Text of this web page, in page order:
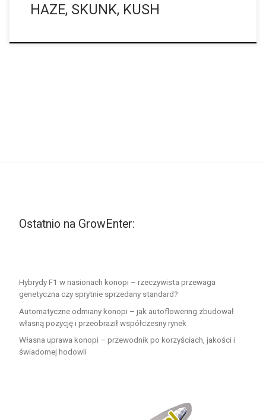
HAZE, SKUNK, KUSH
Ostatnio na GrowEnter:
Hybrydy F1 w nasionach konopi – rzeczywista przewaga
genetyczna czy sprytnie sprzedany standard?
Automatyczne odmiany konopi – jak autoflowering zbudował
własną pozycję i przeobraził współczesny rynek
Własna uprawa konopi – przewodnik po korzyściach, jakości i
świadomej hodowli